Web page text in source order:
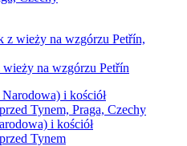
na wzgórzu Petřín
i kościół
Tynem